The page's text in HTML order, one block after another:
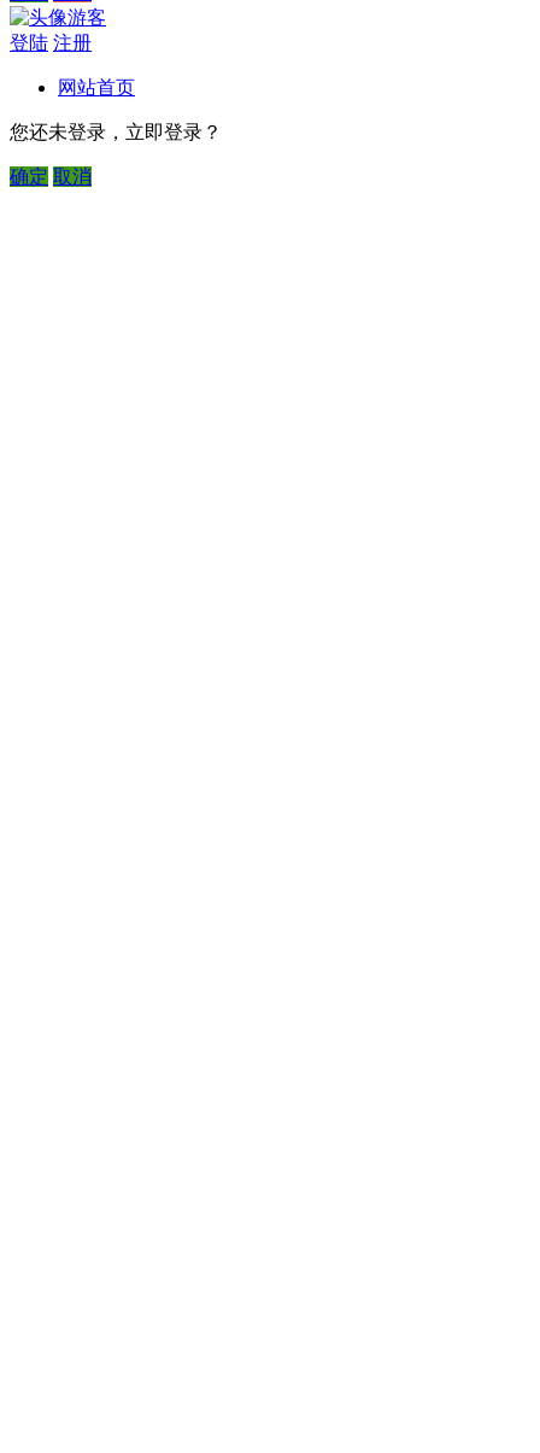
游客
登陆 注册
网站首页
您还未登录，立即登录？
确定 取消